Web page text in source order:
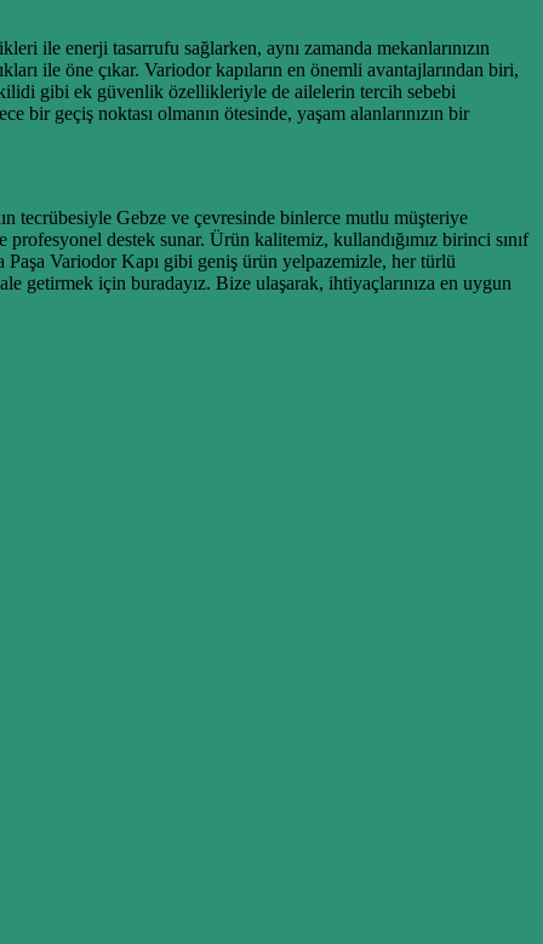
ile enerji tasarrufu sağlarken, aynı zamanda mekanlarınızın
ile öne çıkar. Variodor kapıların en önemli avantajlarından biri,
kilidi gibi ek güvenlik özellikleriyle de ailelerin tercih sebebi
bir geçiş noktası olmanın ötesinde, yaşam alanlarınızın bir
tecrübesiyle Gebze ve çevresinde binlerce mutlu müşteriye
destek sunar. Ürün kalitemiz, kullandığımız birinci sınıf
Paşa Variodor Kapı gibi geniş ürün yelpazemizle, her türlü
getirmek için buradayız. Bize ulaşarak, ihtiyaçlarınıza en uygun